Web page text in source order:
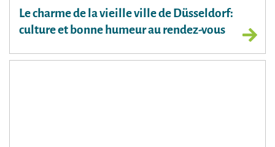
Le charme de la vieille ville de Düsseldorf:
culture et bonne humeur au rendez-vous